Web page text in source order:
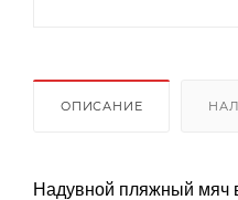
ОПИСАНИЕ
Надувной пляжный мяч